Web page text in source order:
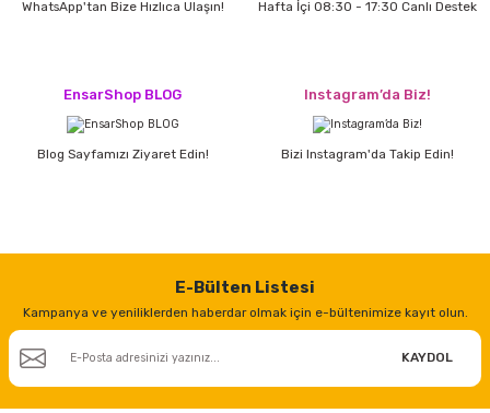
WhatsApp'tan Bize Hızlıca Ulaşın! Hafta İçi 08:30 - 17:30 Canlı Destek
EnsarShop BLOG
Blog Sayfamızı Ziyaret Edin!
Instagram’da Biz!
Bizi Instagram'da Takip Edin!
E-Bülten Listesi
Kampanya ve yeniliklerden haberdar olmak için e-bültenimize kayıt olun.
KAYDOL